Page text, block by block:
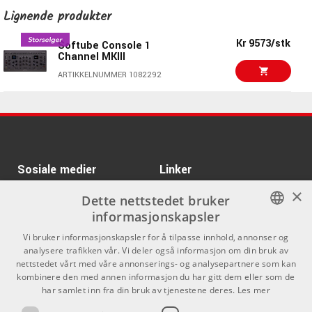
holde fokus på lyden og samtidig raskt se hva som justeres
i den valgte seksjonen.
EQ og dynamics med lagstyring
Med dedikert EQ- og Dynamics-veksling kan du raskt bytte
manuell mapping. RGB-LED-indikeringen endres sammen
Analog Feel™-potensiometre og
premiumkonstruksjon
Console 1 Compact er utstyrt med berøringsfølsomme
Analog Feel™-potensiometre. De er konstruert for å gi en
vektet og presis følelse når du justerer parametere, noe
som bidrar til en mer fysisk og konsentrert
AVID Pro Tools Dock
ARTIKKELNUMMER 1047716
Display Bundle
Lignende produkter
Softube Console 1
Channel MKIII
ARTIKKELNUMMER 1082292
Kr 9573/stk
Sosiale medier Linker
Om Oss
Kontakt oss
Kjøpsvilkår
Butikken
Varemerker
NORWEGIAN
×
Dette nettstedet bruker
informasjonskapsler
Vi bruker informasjonskapsler for å tilpasse innhold, annonser og
analysere trafikken vår. Vi deler også informasjon om din bruk av
nettstedet vårt med våre annonserings- og analysepartnere som kan
kombinere den med annen informasjon du har gitt dem eller som de
har samlet inn fra din bruk av tjenestene deres. Les mer